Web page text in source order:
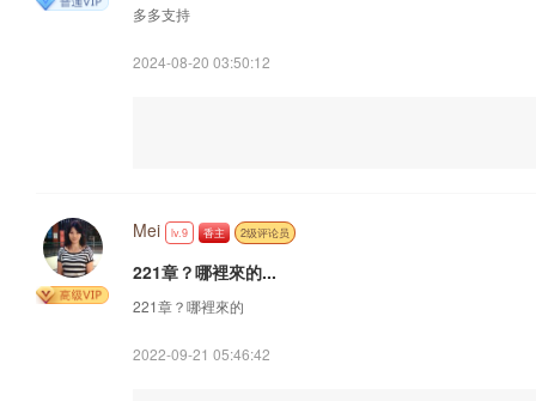
多多支持
2024-08-20 03:50:12
Mei lv.9 香主 2级评论员
221章？哪裡來的...
221章？哪裡來的
2022-09-21 05:46:42